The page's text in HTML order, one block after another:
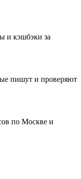
и кэшбэки за
пишут и проверяют
по Москве и